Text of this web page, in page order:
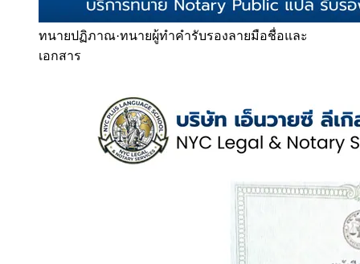
ทนายปฏิภาณ·ทนายผู้ทำคำรับรองลายมือชื่อและ
เอกสาร